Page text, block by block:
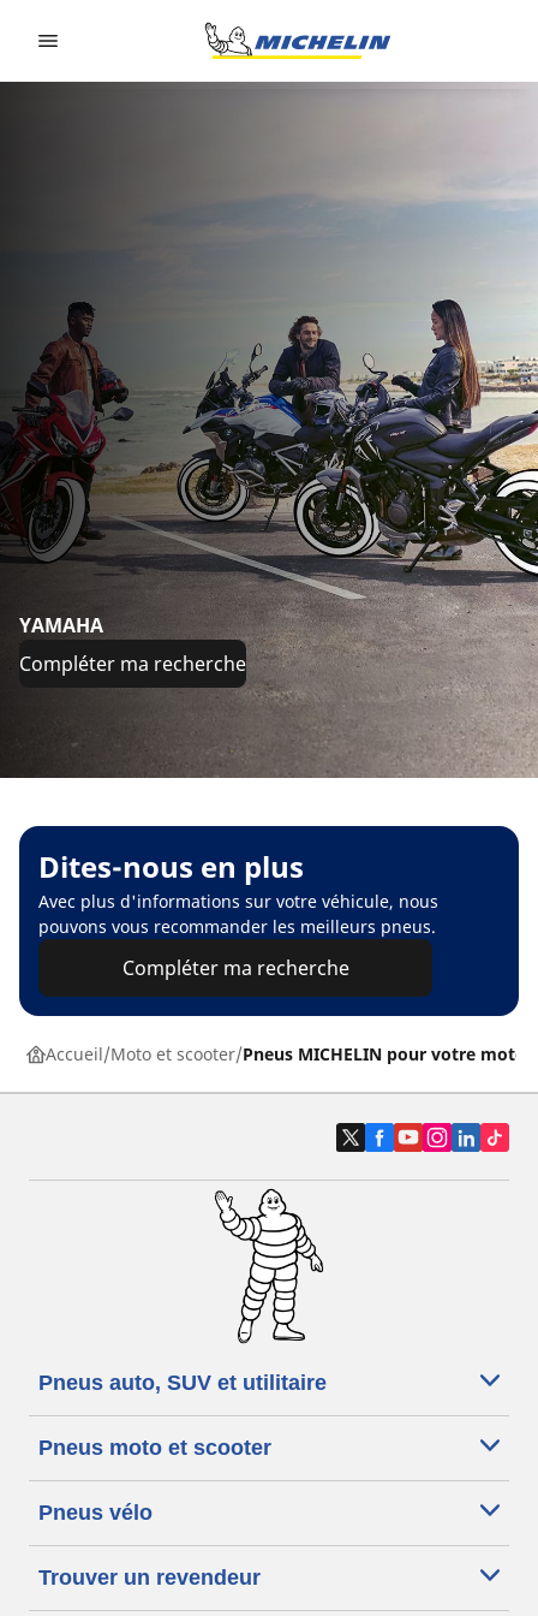
YAMAHA
Compléter ma recherche
Dites-nous en plus
Avec plus d'informations sur votre véhicule, nous
pouvons vous recommander les meilleurs pneus.
Compléter ma recherche
Accueil Moto et scooter Pneus MICHELIN pour votre moto
Pneus auto, SUV et utilitaire
Pneus moto et scooter
Pneus vélo
Trouver un revendeur